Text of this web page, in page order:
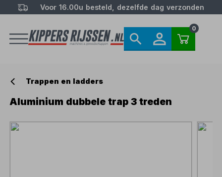
Voor 16.00u besteld, dezelfde dag verzonden
0
Trappen en ladders
Aluminium dubbele trap 3 treden